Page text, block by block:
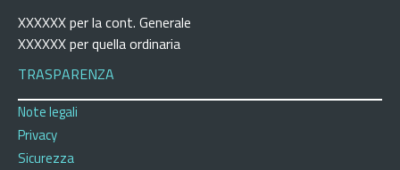
XXXXXX per la cont. Generale
XXXXXX per quella ordinaria
TRASPARENZA
Note legali
Privacy
Sicurezza